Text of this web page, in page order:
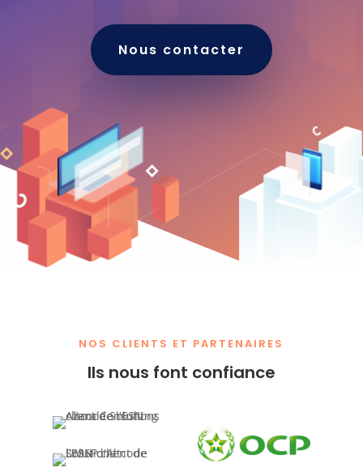
Nous contacter
NOS CLIENTS ET PARTENAIRES
Ils nous font confiance